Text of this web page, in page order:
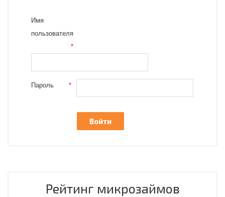
Имя
пользователя
*
Пароль *
Рейтинг микрозаймов